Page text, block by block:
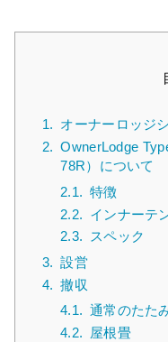
1. オーナーロッジ
2. OwnerLodge
78R）について
2.1. 特徴
2.2. インナーテ
2.3.
スペック
3. 設営
4. 撤収
4.1. 通常のたた
4.2.
屋根畳